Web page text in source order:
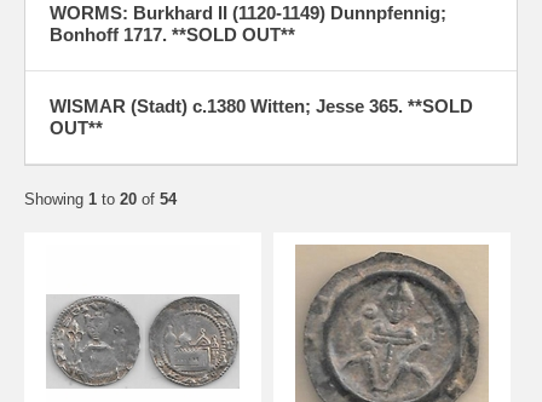
WORMS: Burkhard II (1120-1149) Dunnpfennig;
Bonhoff 1717. **SOLD OUT**
WISMAR (Stadt) c.1380 Witten; Jesse 365. **SOLD
OUT**
Showing 1 to 20 of 54